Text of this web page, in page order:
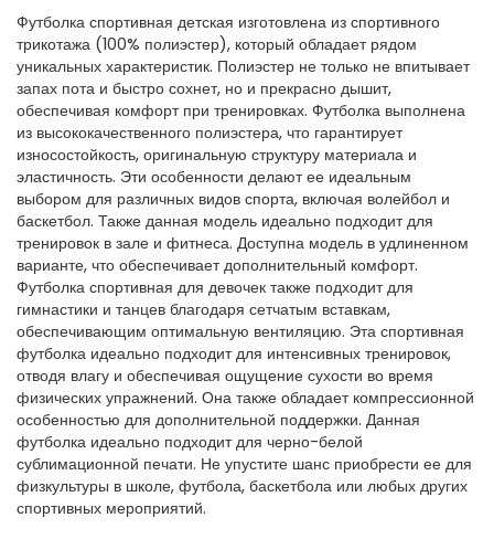
Футболка спортивная детская изготовлена из спортивного
трикотажа (100% полиэстер), который обладает рядом
уникальных характеристик. Полиэстер не только не впитывает
запах пота и быстро сохнет, но и прекрасно дышит,
обеспечивая комфорт при тренировках. Футболка выполнена
из высококачественного полиэстера, что гарантирует
износостойкость, оригинальную структуру материала и
эластичность. Эти особенности делают ее идеальным
выбором для различных видов спорта, включая волейбол и
баскетбол. Также данная модель идеально подходит для
тренировок в зале и фитнеса. Доступна модель в удлиненном
варианте, что обеспечивает дополнительный комфорт.
Футболка спортивная для девочек также подходит для
гимнастики и танцев благодаря сетчатым вставкам,
обеспечивающим оптимальную вентиляцию. Эта спортивная
футболка идеально подходит для интенсивных тренировок,
отводя влагу и обеспечивая ощущение сухости во время
физических упражнений. Она также обладает компрессионной
особенностью для дополнительной поддержки. Данная
футболка идеально подходит для черно-белой
сублимационной печати. Не упустите шанс приобрести ее для
физкультуры в школе, футбола, баскетбола или любых других
спортивных мероприятий.